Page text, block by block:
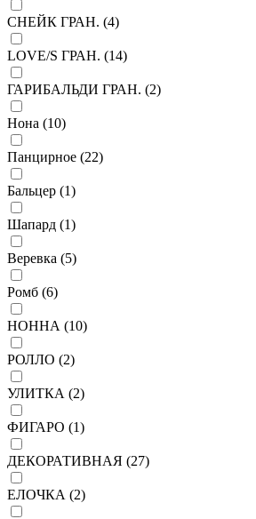
СНЕЙК ГРАН. (4)
LOVE/S ГРАН. (14)
ГАРИБАЛЬДИ ГРАН. (2)
Нона (10)
Панцирное (22)
Бальцер (1)
Шапард (1)
Веревка (5)
Ромб (6)
НОННА (10)
РОЛЛО (2)
УЛИТКА (2)
ФИГАРО (1)
ДЕКОРАТИВНАЯ (27)
ЕЛОЧКА (2)